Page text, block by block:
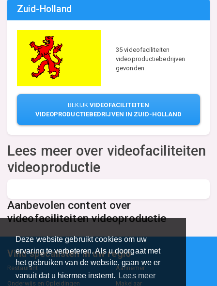
Deze website gebruikt cookies om uw
ervaring te verbeteren. Als u doorgaat met
het gebruiken van de website, gaan we er
vanuit dat u hiermee instemt.
Lees meer
Zuid-Holland
35 videofaciliteiten
videoproductiebedrijven
gevonden
BEKIJK VIDEOFACILITEITEN
VIDEOPRODUCTIEBEDRIJVEN IN ZUID-HOLLAND
Lees meer over videofaciliteiten
videoproductie
Aanbevolen content over
videofaciliteiten videoproductie
Vind specalisten in uw regio
Restaurant Aannemer
Onderwijs en Opleidingen Makelaar